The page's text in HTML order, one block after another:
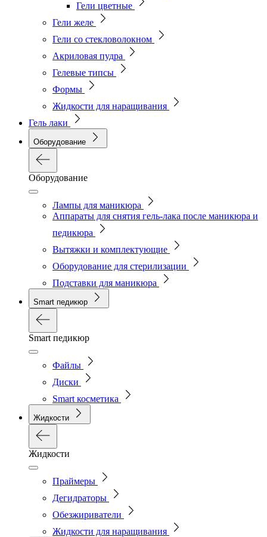
Гели цветные
Гели желе
Гели со стекловолокном
Акриловая пудра
Гелевые типсы
Формы
Жидкости для наращивания
Гель лаки
Оборудование
Оборудование
Лампы для маникюра
Аппараты для снятия гель-лака после маникюра и
педикюра
Вытяжки и комплектующие
Оборудование для стерилизации
Подставки для маникюра
Smart педикюр
Smart педикюр
Файлы
Диски
Smart косметика
Жидкости
Жидкости
Праймеры
Дегидраторы
Обезжириватели
Жидкости для наращивания